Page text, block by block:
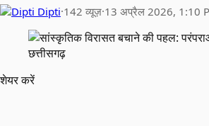
Dipti·142 व्यूज़·13 अप्रैल 2026, 1:10
छत्तीसगढ़
शेयर करें